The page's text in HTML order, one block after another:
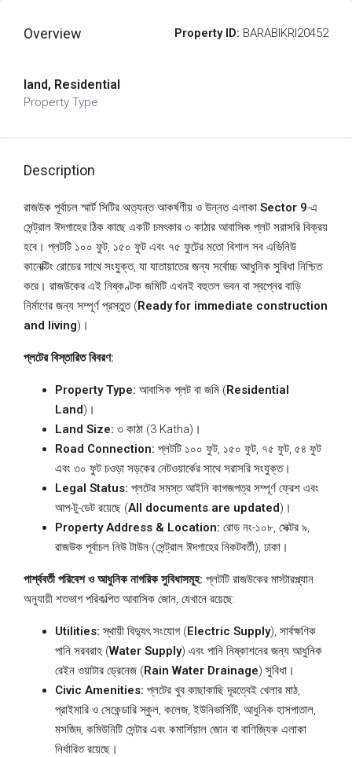
Overview Property ID: BARABIKRI20452
land, Residential
Property Type
Description
রাজউক পূর্বাচল স্মার্ট সিটির অত্যন্ত আকর্ষণীয় ও উন্নত এলাকা Sector 9-এ
সেন্ট্রাল ঈদগাহের ঠিক কাছে একটি চমৎকার ৩ কাঠার আবাসিক প্লট সরাসরি বিক্রয়
হবে। প্লটটি ১০০ ফুট, ১৫০ ফুট এবং ৭৫ ফুটের মতো বিশাল সব এভিনিউ
কানেক্টিং রোডের সাথে সংযুক্ত, যা যাতায়াতের জন্য সর্বোচ্চ আধুনিক সুবিধা নিশ্চিত
করে। রাজউকের এই নিষ্কণ্টক জমিটি এখনই বহুতল ভবন বা স্বপ্নের বাড়ি
নির্মাণের জন্য সম্পূর্ণ প্রস্তুত (Ready for immediate construction
and living)।
প্লটের বিস্তারিত বিবরণ:
Property Type: আবাসিক প্লট বা জমি (Residential
Land)।
Land Size: ৩ কাঠা (3 Katha)।
Road Connection: প্লটটি ১০০ ফুট, ১৫০ ফুট, ৭৫ ফুট, ৫৪ ফুট
এবং ৩০ ফুট চওড়া সড়কের নেটওয়ার্কের সাথে সরাসরি সংযুক্ত।
Legal Status: প্লটের সমস্ত আইনি কাগজপত্র সম্পূর্ণ ফ্রেশ এবং
আপ-টু-ডেট রয়েছে (All documents are updated)।
Property Address & Location: রোড নং-১০৮, সেক্টর ৯,
রাজউক পূর্বাচল নিউ টাউন (সেন্ট্রাল ঈদগাহের নিকটবর্তী), ঢাকা।
পার্শ্ববর্তী পরিবেশ ও আধুনিক নাগরিক সুবিধাসমূহ: প্লটটি রাজউকের মাস্টারপ্ল্যান
অনুযায়ী শতভাগ পরিকল্পিত আবাসিক জোন, যেখানে রয়েছে:
Utilities: স্থায়ী বিদ্যুৎ সংযোগ (Electric Supply), সার্বক্ষণিক
পানি সরবরাহ (Water Supply) এবং পানি নিষ্কাশনের জন্য আধুনিক
রেইন ওয়াটার ড্রেনেজ (Rain Water Drainage) সুবিধা।
Civic Amenities: প্লটের খুব কাছাকাছি দূরত্বেই খেলার মাঠ,
প্রাইমারি ও সেকেন্ডারি স্কুল, কলেজ, ইউনিভার্সিটি, আধুনিক হাসপাতাল,
মসজিদ, কমিউনিটি সেন্টার এবং কমার্শিয়াল জোন বা বাণিজ্যিক এলাকা
নির্ধারিত রয়েছে।